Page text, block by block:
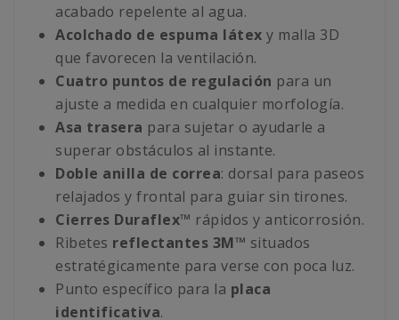
acabado repelente al agua.
Acolchado de espuma látex y malla 3D
que favorecen la ventilación.
Cuatro puntos de regulación para un
ajuste a medida en cualquier morfología.
Asa trasera para sujetar o ayudarle a
superar obstáculos al instante.
Doble anilla de correa: dorsal para paseos
relajados y frontal para guiar sin tirones.
Cierres Duraflex™ rápidos y anticorrosión.
Ribetes reflectantes 3M™ situados
estratégicamente para verse con poca luz.
Punto específico para la placa
identificativa.